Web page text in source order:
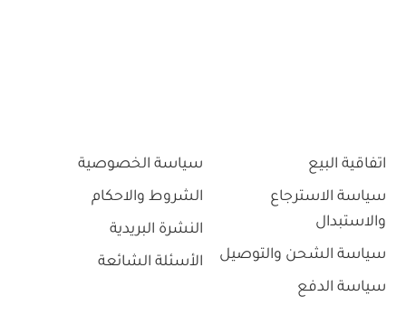
اتفاقية البيع
سياسة الاسترجاع
والاستبدال
سياسة الشحن والتوصيل
سياسة الدفع
سياسة الخصوصية
الشروط والاحكام
النشرة البريدية
الأسئلة الشائعة